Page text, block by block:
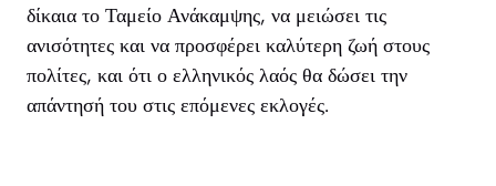
δίκαια το Ταμείο Ανάκαμψης, να μειώσει τις
ανισότητες και να προσφέρει καλύτερη ζωή στους
πολίτες, και ότι ο ελληνικός λαός θα δώσει την
απάντησή του στις επόμενες εκλογές.